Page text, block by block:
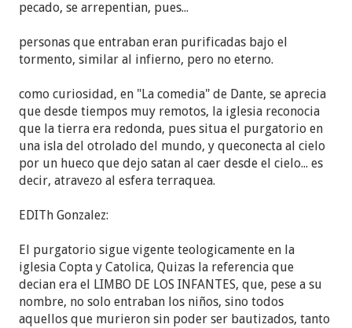
pecado, se arrepentian, pues...
personas que entraban eran purificadas bajo el
tormento, similar al infierno, pero no eterno.
como curiosidad, en "La comedia" de Dante, se aprecia
que desde tiempos muy remotos, la iglesia reconocia
que la tierra era redonda, pues situa el purgatorio en
una isla del otrolado del mundo, y queconecta al cielo
por un hueco que dejo satan al caer desde el cielo... es
decir, atravezo al esfera terraquea.
EDITh Gonzalez:
El purgatorio sigue vigente teologicamente en la
iglesia Copta y Catolica, Quizas la referencia que
decian era el LIMBO DE LOS INFANTES, que, pese a su
nombre, no solo entraban los niños, sino todos
aquellos que murieron sin poder ser bautizados, tanto